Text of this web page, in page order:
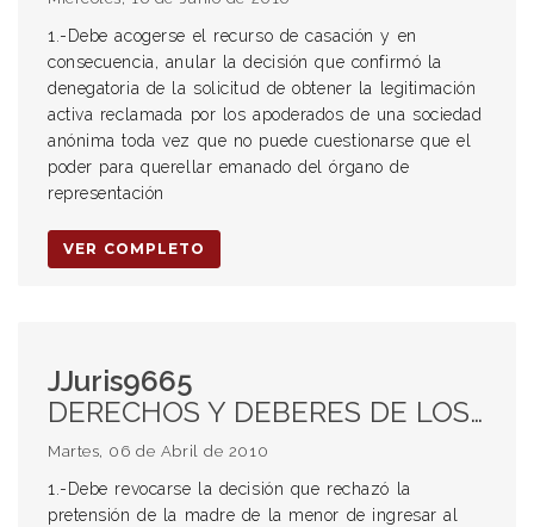
1.-Debe acogerse el recurso de casación y en
consecuencia, anular la decisión que confirmó la
denegatoria de la solicitud de obtener la legitimación
activa reclamada por los apoderados de una sociedad
anónima toda vez que no puede cuestionarse que el
poder para querellar emanado del órgano de
representación
VER COMPLETO
JJuris9665
DERECHOS Y DEBERES DE LOS PADRES. PROCESAL PENAL. VÍCTIMA MENOR DE EDAD. QUERELLANTE. QUERELLA. PATRIA POTESTAD. PERSONERÍA. REPRESENTACIÓN PROCESAL.
Martes, 06 de Abril de 2010
1.-Debe revocarse la decisión que rechazó la
pretensión de la madre de la menor de ingresar al